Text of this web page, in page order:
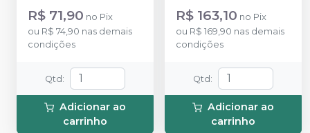
R$ 71,90 no Pix
ou R$ 74,90 nas demais
condições
Qtd:
Adicionar ao
carrinho
R$ 163,10 no Pix
ou R$ 169,90 nas demais
condições
Qtd:
Adicionar ao
carrinho